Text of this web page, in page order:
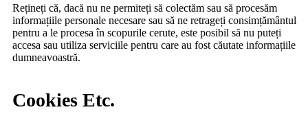
Rețineți că, dacă nu ne permiteți să colectăm sau să procesăm
informațiile personale necesare sau să ne retrageți consimțământul
pentru a le procesa în scopurile cerute, este posibil să nu puteți
accesa sau utiliza serviciile pentru care au fost căutate informațiile
dumneavoastră.
Cookies Etc.